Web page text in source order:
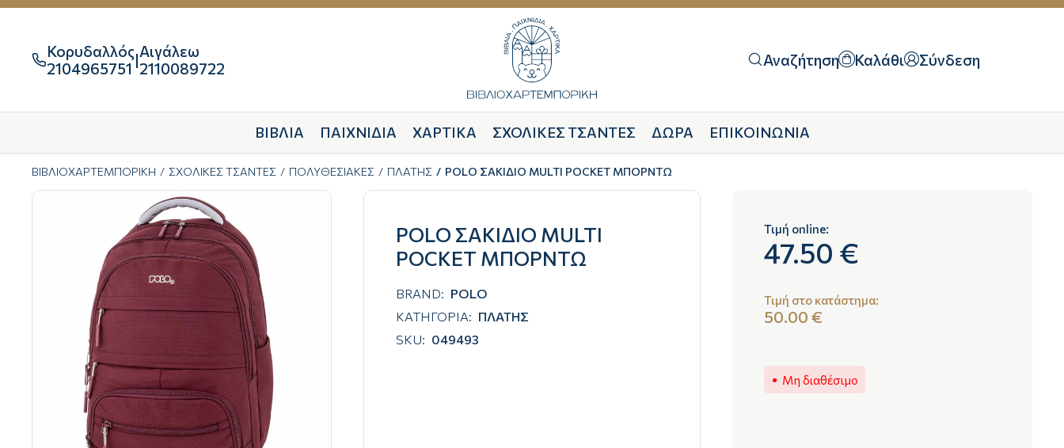
Κορυδαλλός
2104965751 |Αιγάλεω
2110089722
Αναζήτηση Καλάθι Σύνδεση
ΒΙΒΛΙΑ ΠΑΙΧΝΙΔΙΑ ΧΑΡΤΙΚΑ ΣΧΟΛΙΚΕΣ ΤΣΑΝΤΕΣ ΔΩΡΑ ΕΠΙΚΟΙΝΩΝΙΑ
ΒΙΒΛΙΟΧΑΡΤΕΜΠΟΡΙΚΗ ΣΧΟΛΙΚΕΣ ΤΣΑΝΤΕΣ ΠΟΛΥΘΕΣΙΑΚΕΣ ΠΛΑΤΗΣ POLO ΣΑΚΙΔΙΟ MULTI POCKET ΜΠΟΡΝΤΩ
POLO ΣΑΚΙΔΙΟ MULTI
POCKET ΜΠΟΡΝΤΩ
BRAND: POLO
ΚΑΤΗΓΟΡΙΑ: ΠΛΑΤΗΣ
SKU: 049493
Τιμή online:
47.50 €
Τιμή στο κατάστημα:
50.00 €
Μη διαθέσιμο